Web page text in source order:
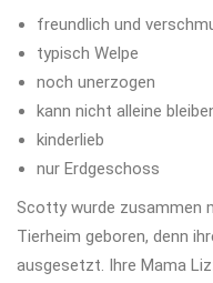
freundlich und
typisch Welpe
noch unerzogen
kann nicht alleine
kinderlieb
nur Erdgeschoss
Scotty wurde zusammen
Tierheim geboren, denn
ausgesetzt. Ihre Mama